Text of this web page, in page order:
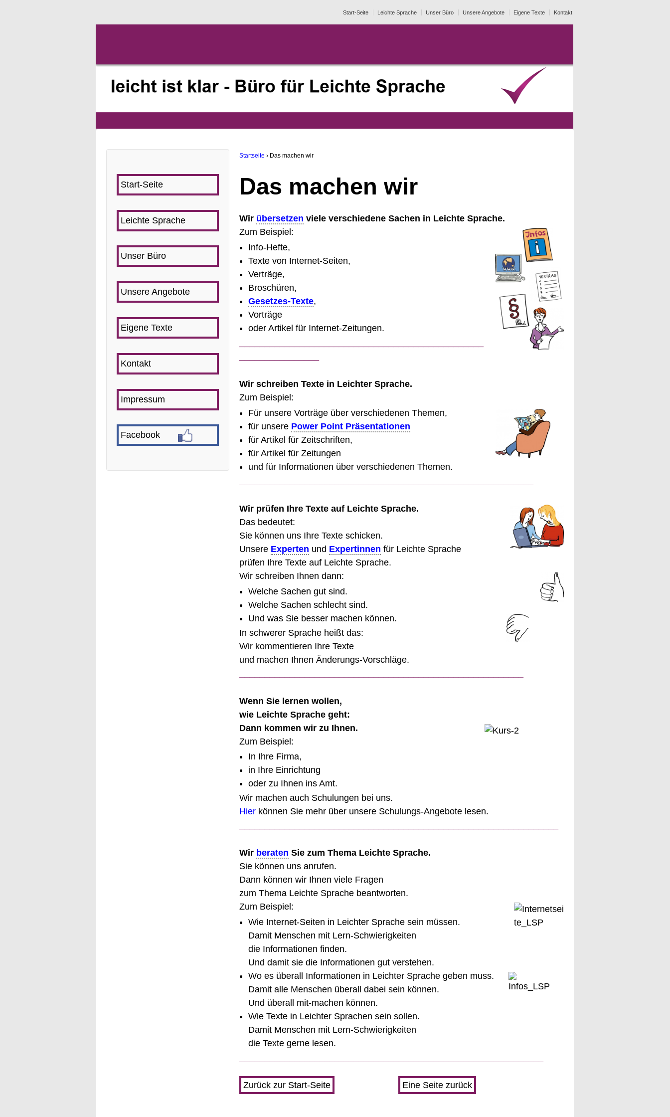
Start-Seite Leichte Sprache Unser Büro Unsere Angebote Eigene Texte Kontakt
Startseite › Das machen wir
Das machen wir
Wir übersetzen viele verschiedene Sachen in Leichte Sprache.
Zum Beispiel:
Info-Hefte,
Texte von Internet-Seiten,
Verträge,
Broschüren,
Gesetzes-Texte,
Vorträge
oder Artikel für Internet-Zeitungen.
Wir schreiben Texte in Leichter Sprache.
Zum Beispiel:
Für unsere Vorträge über verschiedenen Themen,
für unsere Power Point Präsentationen
für Artikel für Zeitschriften,
für Artikel für Zeitungen
und für Informationen über verschiedenen Themen.
Wir prüfen Ihre Texte auf Leichte Sprache.
Das bedeutet:
Sie können uns Ihre Texte schicken.
Unsere Experten und Expertinnen für Leichte Sprache
prüfen Ihre Texte auf Leichte Sprache.
Wir schreiben Ihnen dann:
Welche Sachen gut sind.
Welche Sachen schlecht sind.
Und was Sie besser machen können.
In schwerer Sprache heißt das:
Wir kommentieren Ihre Texte
und machen Ihnen Änderungs-Vorschläge.
Wenn Sie lernen wollen,
wie Leichte Sprache geht:
Dann kommen wir zu Ihnen.
Zum Beispiel:
In Ihre Firma,
in Ihre Einrichtung
oder zu Ihnen ins Amt.
Wir machen auch Schulungen bei uns.
Hierkönnen Sie mehr über unsere Schulungs-Angebote lesen.
Wir beraten Sie zum Thema Leichte Sprache.
Sie können uns anrufen.
Dann können wir Ihnen viele Fragen
zum Thema Leichte Sprache beantworten.
Zum Beispiel:
Wie Internet-Seiten in Leichter Sprache sein müssen.
Damit Menschen mit Lern-Schwierigkeiten
die Informationen finden.
Und damit sie die Informationen gut verstehen.
Wo es überall Informationen in Leichter Sprache geben muss.
Damit alle Menschen überall dabei sein können.
Und überall mit-machen können.
Wie Texte in Leichter Sprachen sein sollen.
Damit Menschen mit Lern-Schwierigkeiten
die Texte gerne lesen.
Zurück zur Start-Seite Eine Seite zurück
Start-Seite
Leichte Sprache
Unser Büro
Unsere Angebote
Eigene Texte
Kontakt
Impressum
Facebook